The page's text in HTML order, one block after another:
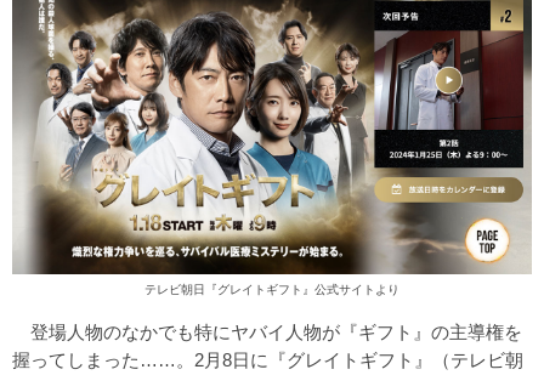
テレビ朝日『グレイトギフト』公式サイトより
登場人物のなかでも特にヤバイ人物が『ギフト』の主導権を
握ってしまった……。2月8日に『グレイトギフト』（テレビ朝